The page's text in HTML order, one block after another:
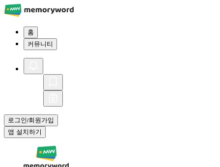
홈
커뮤니티
로그인/회원가입
앱 설치하기